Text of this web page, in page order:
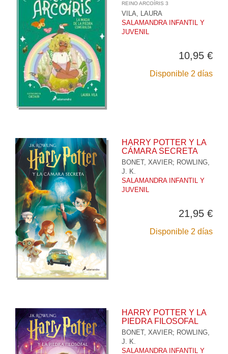
REINO ARCOÍRIS 3
VILA, LAURA
SALAMANDRA INFANTIL Y
JUVENIL
10,95 €
Disponible 2 días
HARRY POTTER Y LA
CÁMARA SECRETA
BONET, XAVIER; ROWLING,
J. K.
SALAMANDRA INFANTIL Y
JUVENIL
21,95 €
Disponible 2 días
HARRY POTTER Y LA
PIEDRA FILOSOFAL
BONET, XAVIER; ROWLING,
J. K.
SALAMANDRA INFANTIL Y